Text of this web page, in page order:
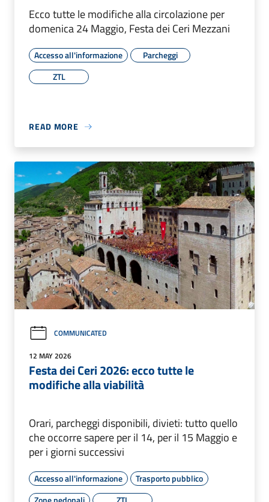
Ecco tutte le modifiche alla circolazione per
domenica 24 Maggio, Festa dei Ceri Mezzani
Accesso all'informazione
Parcheggi
ZTL
READ MORE
COMMUNICATED
12 MAY 2026
Festa dei Ceri 2026: ecco tutte le
modifiche alla viabilità
Orari, parcheggi disponibili, divieti: tutto quello
che occorre sapere per il 14, per il 15 Maggio e
per i giorni successivi
Accesso all'informazione
Trasporto pubblico